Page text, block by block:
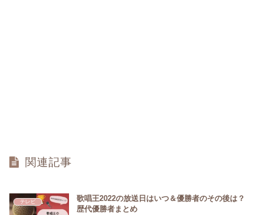
関連記事
テレビ
歌唱王2022の放送日はいつ＆優勝者のその後は？
歴代優勝者まとめ